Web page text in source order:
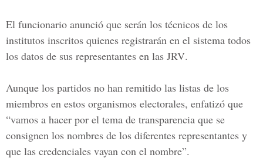
El funcionario anunció que serán los técnicos de los
institutos inscritos quienes registrarán en el sistema todos
los datos de sus representantes en las JRV.
Aunque los partidos no han remitido las listas de los
miembros en estos organismos electorales, enfatizó que
“vamos a hacer por el tema de transparencia que se
consignen los nombres de los diferentes representantes y
que las credenciales vayan con el nombre”.